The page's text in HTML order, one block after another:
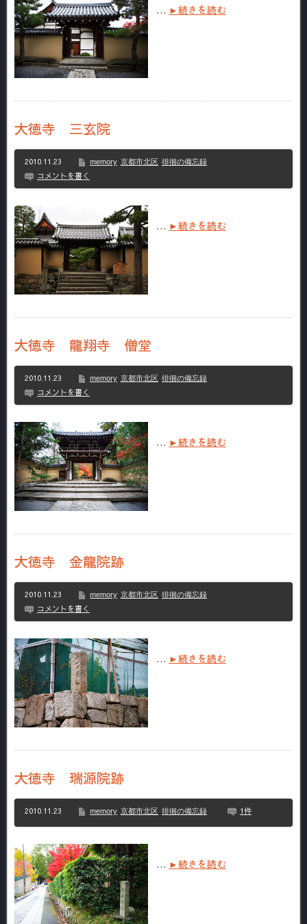
… ►続きを読む
大徳寺 三玄院
2010.11.23 memory 京都市北区 徘徊の備忘録
コメントを書く
… ►続きを読む
大徳寺 龍翔寺 僧堂
2010.11.23 memory 京都市北区 徘徊の備忘録
コメントを書く
… ►続きを読む
大徳寺 金龍院跡
2010.11.23 memory 京都市北区 徘徊の備忘録
コメントを書く
… ►続きを読む
大徳寺 瑞源院跡
2010.11.23 memory 京都市北区 徘徊の備忘録 1件
… ►続きを読む